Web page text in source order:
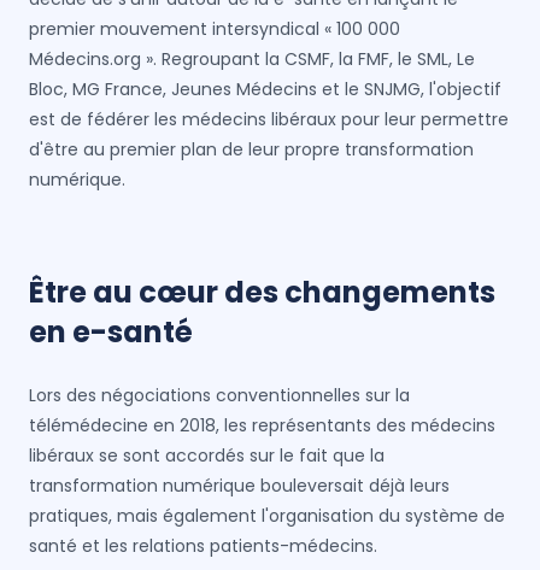
premier mouvement intersyndical « 100 000
Médecins.org ». Regroupant la CSMF, la FMF, le SML, Le
Bloc, MG France, Jeunes Médecins et le SNJMG, l'objectif
est de fédérer les médecins libéraux pour leur permettre
d'être au premier plan de leur propre transformation
numérique.
Être au cœur des changements
en e-santé
Lors des négociations conventionnelles sur la
télémédecine en 2018, les représentants des médecins
libéraux se sont accordés sur le fait que la
transformation numérique bouleversait déjà leurs
pratiques, mais également l'organisation du système de
santé et les relations patients-médecins.